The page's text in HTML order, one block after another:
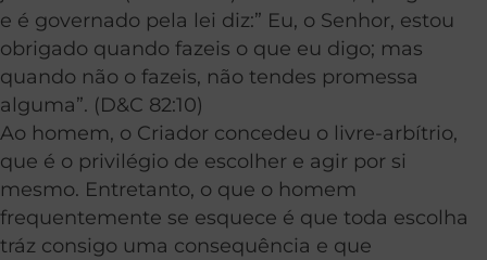
e é governado pela lei diz:” Eu, o Senhor, estou
obrigado quando fazeis o que eu digo; mas
quando não o fazeis, não tendes promessa
alguma”. (D&C 82:10)
Ao homem, o Criador concedeu o livre-arbítrio,
que é o privilégio de escolher e agir por si
mesmo. Entretanto, o que o homem
frequentemente se esquece é que toda escolha
tráz consigo uma consequência e que